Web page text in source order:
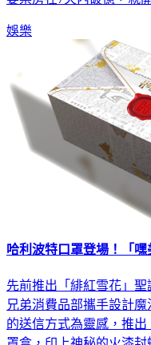
娛樂
哈利波特口罩登場！「
先前推出「緋紅雪花」
兄弟消費品部攜手設計
的送信方式為靈感，推